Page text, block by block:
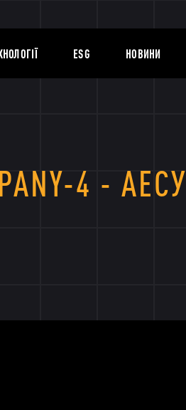
ESG НОВИНИ
4 - АЕСУ